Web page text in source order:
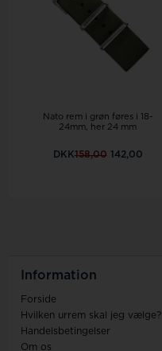
Nato rem i grøn føres i 18-
24mm, her 24 mm
DKK158,00 142,00
Information
Forside
Hvilken urrem skal jeg vælge?
Handelsbetingelser
Om os